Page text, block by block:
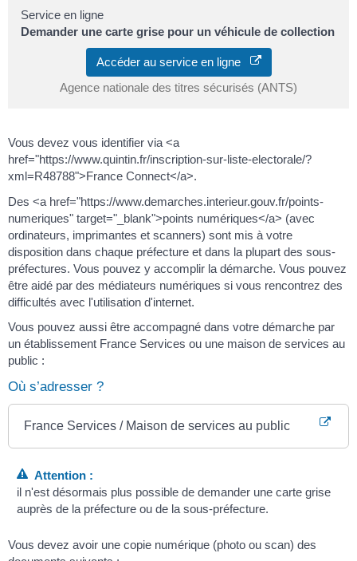
Service en ligne
Demander une carte grise pour un véhicule de collection
Accéder au service en ligne
Agence nationale des titres sécurisés (ANTS)
Vous devez vous identifier via <a
href="https://www.quintin.fr/inscription-sur-liste-electorale/?
xml=R48788">France Connect</a>.
Des <a href="https://www.demarches.interieur.gouv.fr/points-
numeriques" target="_blank">points numériques</a> (avec
ordinateurs, imprimantes et scanners) sont mis à votre
disposition dans chaque préfecture et dans la plupart des sous-
préfectures. Vous pouvez y accomplir la démarche. Vous pouvez
être aidé par des médiateurs numériques si vous rencontrez des
difficultés avec l'utilisation d'internet.
Vous pouvez aussi être accompagné dans votre démarche par
un établissement France Services ou une maison de services au
public :
Où s’adresser ?
France Services / Maison de services au public
Attention :
il n'est désormais plus possible de demander une carte grise
auprès de la préfecture ou de la sous-préfecture.
Vous devez avoir une copie numérique (photo ou scan) des